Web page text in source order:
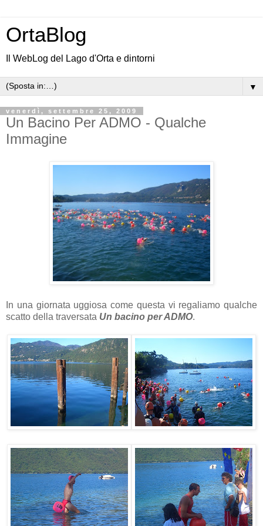
OrtaBlog
Il WebLog del Lago d'Orta e dintorni
▼
venerdì, settembre 25, 2009
Un Bacino Per ADMO - Qualche
Immagine
In una giornata uggiosa come questa vi regaliamo qualche
scatto della traversata Un bacino per ADMO.